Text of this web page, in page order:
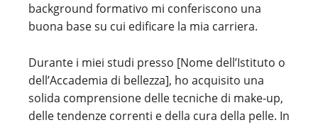
background formativo mi conferiscono una
buona base su cui edificare la mia carriera.
Durante i miei studi presso [Nome dell’Istituto o
dell’Accademia di bellezza], ho acquisito una
solida comprensione delle tecniche di make-up,
delle tendenze correnti e della cura della pelle. In